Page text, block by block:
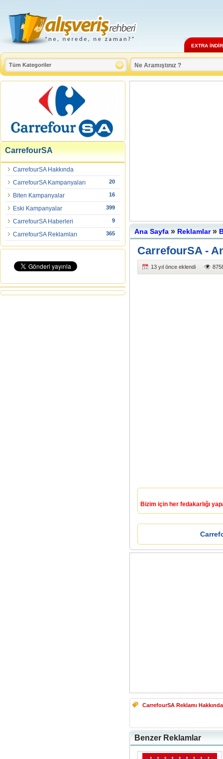
EXTRA
CarrefourSA
CarrefourSA Hakkında
CarrefourSA Kampanyaları
20
Biten Kampanyalar 16
Eski Kampanyalar 399
CarrefourSA Haberleri 9
CarrefourSA Reklamları 365 Ana Sayfa » Reklamlar»
CarrefourSA -
13 yıl önce eklendi
Bizim için her fedakarlığı
CarrefourSA Reklamı
Benzer Reklamlar